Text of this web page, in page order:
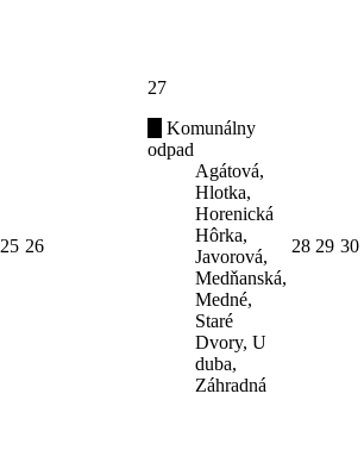
25 26
27
Komunálny
odpad
Agátová,
Hlotka,
Horenická
Hôrka,
Javorová,
Medňanská,
Medné,
Staré
Dvory, U
duba,
Záhradná
28 29 30